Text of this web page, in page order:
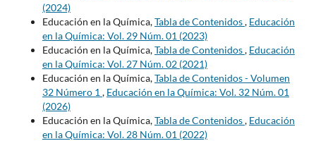
(2024)
Educación en la Química,Tabla de Contenidos, Educación
en la Química: Vol. 29 Núm. 01 (2023)
Educación en la Química,Tabla de Contenidos, Educación
en la Química: Vol. 27 Núm. 02 (2021)
Educación en la Química,Tabla de Contenidos - Volumen
32 Número 1 , Educación en la Química: Vol. 32 Núm. 01
(2026)
Educación en la Química,Tabla de Contenidos, Educación
en la Química: Vol. 28 Núm. 01 (2022)